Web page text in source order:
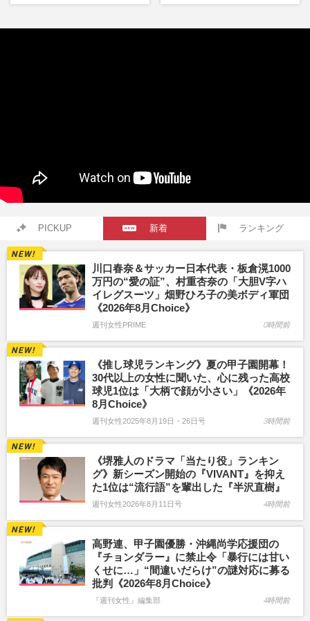
PICKUP 新着 ランキング
川口春奈＆サッカー日本代表・板倉滉1000
万円の“愛の証”、村重杏奈の「大胆V字ハ
イレグスーツ」畑野ひろ子の美ボディ軍団
《2026年8月Choice》
週刊女性PRIME 0時間前
《推し球児ランキング》夏の甲子園開幕！
30代以上の女性に聞いた、心に残った高校
球児1位は「大柄で顔が小さい」《2026年
8月Choice》
週刊女性2025年8月19日・26日号 3時間前
《堺雅人のドラマ「当たり役」ランキン
グ》新シーズン開始の『VIVANT』を抑え
た1位は“流行語”を輩出した『半沢直樹』
週刊女性2026年8月11日号 4時間前
高野連、甲子園優勝・沖縄尚学応援団の
『チョンダラー』に禁止令「暴行には甘い
くせに…」“間違いだらけ”の謎対応に募る
批判《2026年8月Choice》
『週刊女性』編集部 4時間前